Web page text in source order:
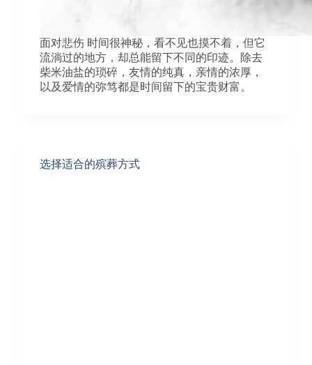
面对悲伤 时间很神秘，看不见也摸不着，但它
流淌过的地方，却总能留下不同的印迹。除去
柴米油盐的琐碎，友情的纯真，亲情的浓厚，
以及爱情的弥笃都是时间留下的宝贵财富。
选择适合的殡葬方式